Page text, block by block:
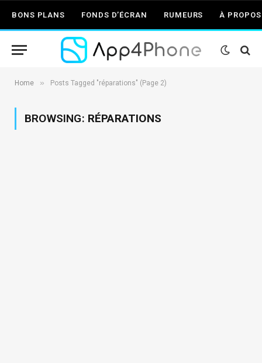
BONS PLANS FONDS D’ÉCRAN RUMEURS À PROPOS
Home » Posts Tagged "réparations" (Page 2)
BROWSING: RÉPARATIONS